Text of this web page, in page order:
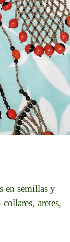
en semillas y
aretes,